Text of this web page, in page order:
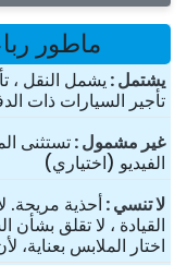
ماطور
یشتمل يشمل النقل ،
تأجير السيارات ذات
غير مشمول تستثنى
الفيديو (اختياري)
لا تنسي أحذية مريحة.
القيادة ، لا تقلق
اختار الملابس